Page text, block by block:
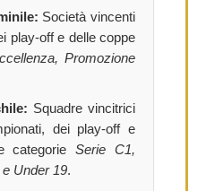
Società vincenti
play-off e delle coppe
Promozione
Squadre vincitrici
dei play-off e
categorieSerie C1,
Under 19.